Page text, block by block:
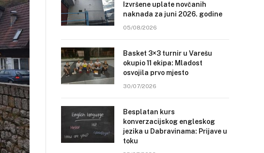
Izvršene uplate novčanih
naknada za juni 2026. godine
05/08/2026
Basket 3×3 turnir u Varešu
okupio 11 ekipa: Mladost
osvojila prvo mjesto
30/07/2026
Besplatan kurs
konverzacijskog engleskog
jezika u Dabravinama: Prijave u
toku